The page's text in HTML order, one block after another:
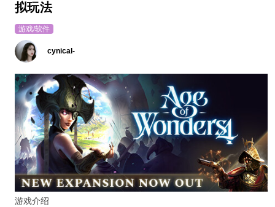
拟玩法
游戏/软件
cynical-
游戏介绍